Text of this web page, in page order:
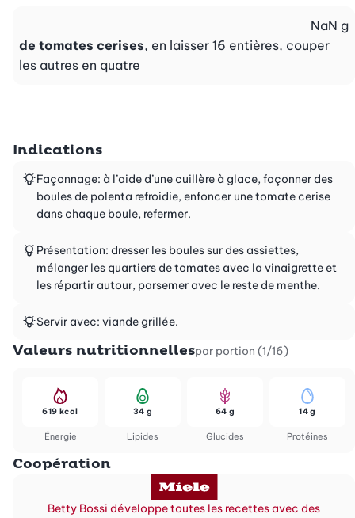
de tomates cerises, en laisser 16 entières, couper
les autres en quatre
NaN g
Indications
Façonnage: à l’aide d’une cuillère à glace, façonner des
boules de polenta refroidie, enfoncer une tomate cerise
dans chaque boule, refermer.
Présentation: dresser les boules sur des assiettes,
mélanger les quartiers de tomates avec la vinaigrette et
les répartir autour, parsemer avec le reste de menthe.
Servir avec: viande grillée.
Valeurs nutritionnellespar portion (1/16)
Énergie
619 kcal
Lipides
34 g
Glucides
64 g
Protéines
14 g
Coopération
Betty Bossi développe toutes les recettes avec des